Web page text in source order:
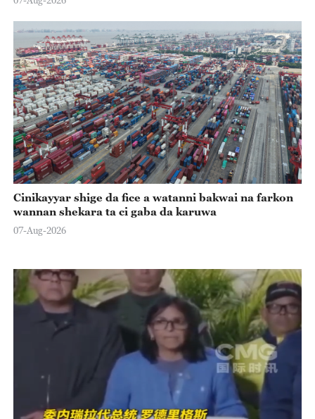
Cinikayyar shige da fice a watanni bakwai na farkon
wannan shekara ta ci gaba da karuwa
07-Aug-2026